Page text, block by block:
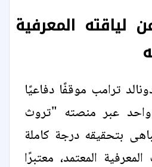
لياقته المعرفية
ترامب موقفًا دفاعيًا
عبر منصته "تروث
بتحقيقه درجة كاملة
المعتمد، معتبرًا